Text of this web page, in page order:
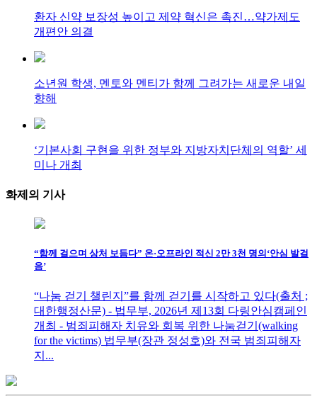
환자 신약 보장성 높이고 제약 혁신은 촉진…약가제도
개편안 의결
소년원 학생, 멘토와 멘티가 함께 그려가는 새로운 내일
향해
‘기본사회 구현을 위한 정부와 지방자치단체의 역할’ 세
미나 개최
화제의 기사
“함께 걸으며 상처 보듬다” 온·오프라인 적신 2만 3천 명의‘안심 발걸
음’
“나눔 걷기 챌린지”를 함께 걷기를 시작하고 있다(출처 ;
대한행정산문) - 법무부, 2026년 제13회 다링안심캠페인
개최 - 범죄피해자 치유와 회복 위한 나눔걷기(walking
for the victims) 법무부(장관 정성호)와 전국 범죄피해자
지...